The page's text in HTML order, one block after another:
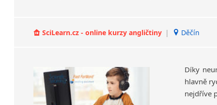
SciLearn.cz - online kurzy angličtiny | Děčín
Díky
hlavně